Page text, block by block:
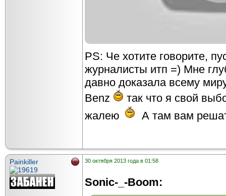
PS: Че хотите говорите,
журналисты итп =) Мне
давно доказала всему
Benz
так что я свой
жалею
А там вам
Painkiller 30 октября 2013 года в 01:58
Sonic-_-Boom: